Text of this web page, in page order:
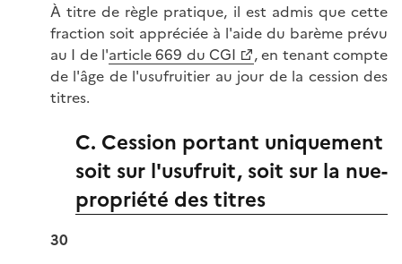
À titre de règle pratique, il est admis que cette
fraction soit appréciée à l'aide du barème prévu
au I de l'article 669 du CGI
, en tenant compte
de l'âge de l'usufruitier au jour de la cession des
titres.
C. Cession portant uniquement
soit sur l'usufruit, soit sur la nue-
propriété des titres
30